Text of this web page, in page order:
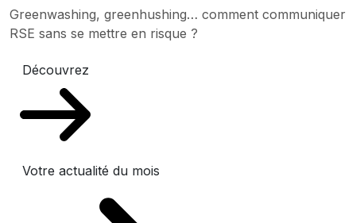
Greenwashing, greenhushing… comment communiquer
RSE sans se mettre en risque ?
Découvrez
Votre actualité du mois